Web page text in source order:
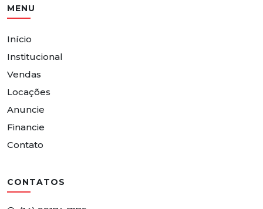
MENU
Início
Institucional
Vendas
Locações
Anuncie
Financie
Contato
CONTATOS